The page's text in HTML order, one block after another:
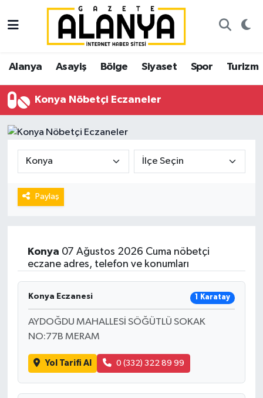
Alanya Asayiş Bölge Siyaset Spor Turizm
Konya Nöbetçi Eczaneler
Paylaş
Konya 07 Ağustos 2026 Cuma nöbetçi
eczane adres, telefon ve konumları
Konya Eczanesi 1 Karatay
AYDOĞDU MAHALLESİ SÖĞÜTLÜ SOKAK
NO:77B MERAM
Yol Tarifi Al 0 (332) 322 89 99
Alanya
Asayiş
Bölge
Siyaset
Spor
Turizm
Gazipaşa
İstanbul Nöbetçi Eczaneler
İstanbul Hava Durumu
İstanbul Trafik Yoğunluk Haritası
Süper Lig Puan Durumu ve Fikstür
Tüm Manşetler
Son Dakika Haberleri